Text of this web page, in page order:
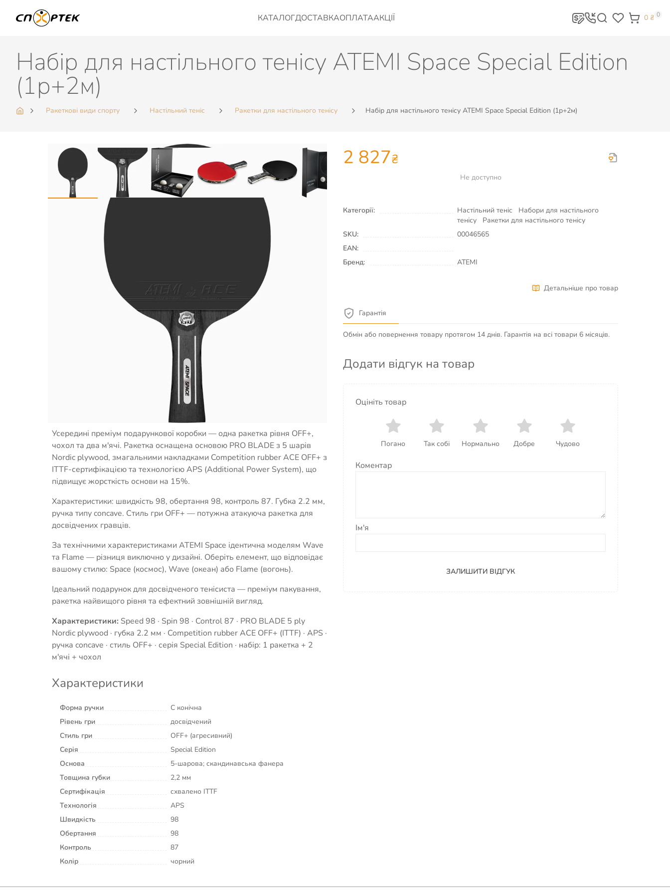
КАТАЛОГДОСТАВКАОПЛАТААКЦІЇ 0 ₴ 0
Набір для настільного тенісу ATEMI Space Special Edition
(1р+2м)
Ракеткові види спорту Настільний теніс Ракетки для настільного тенісу Набір для настільного тенісу ATEMI Space Special Edition (1р+2м)
2 827₴
Не доступно
Категорії: Настільний теніс
Набори для настільного
тенісу
Ракетки для настільного тенісу
SKU:
00046565
EAN:
Бренд:
ATEMI
Детальніше про товар
Гарантія
Обмін або повернення товару протягом 14 днів. Гарантія на всі товари 6 місяців.
ATEMI Space — набір серії Special Edition з дизайном, натхненним
космосом. Витончений, стриманий, амбіційний — для тих, хто цінує
Усередині преміум подарункової коробки — одна ракетка рівня OFF+,
чохол та два м'ячі. Ракетка оснащена основою PRO BLADE з 5 шарів
Nordic plywood, змагальними накладками Competition rubber ACE OFF+ з
ITTF-сертифікацією та технологією APS (Additional Power System), що
підвищує жорсткість основи на 15%.
Характеристики: швидкість 98, обертання 98, контроль 87. Губка 2.2 мм,
ручка типу concave. Стиль гри OFF+ — потужна атакуюча ракетка для
досвідчених гравців.
За технічними характеристиками ATEMI Space ідентична моделям Wave
та Flame — різниця виключно у дизайні. Оберіть елемент, що відповідає
вашому стилю: Space (космос), Wave (океан) або Flame (вогонь).
Ідеальний подарунок для досвідченого тенісиста — преміум пакування,
ракетка найвищого рівня та ефектний зовнішній вигляд.
Характеристики: Speed 98 · Spin 98 · Control 87 · PRO BLADE 5 ply
Nordic plywood · губка 2.2 мм · Competition rubber ACE OFF+ (ITTF) · APS ·
ручка concave · стиль OFF+ · серія Special Edition · набір: 1 ракетка + 2
м'ячі + чохол
Характеристики
Форма ручки
C конічна
Рівень гри
досвідчений
Стиль гри
OFF+ (агресивний)
Серія
Special Edition
Основа
5-шарова; скандинавська фанера
Товщина губки
2,2 мм
Сертифікація
схвалено ITTF
Технологія
APS
Швидкість
98
Обертання
98
Контроль
87
Колір
чорний
Додати відгук на товар
Оцініть товар
Погано Так собі Нормально Добре Чудово
Коментар
Ім'я
ЗАЛИШИТИ ВІДГУК